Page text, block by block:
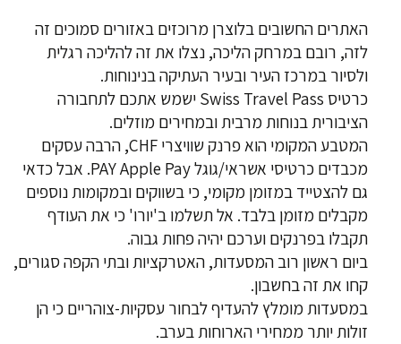
האתרים החשובים בלוצרן מרוכזים באזורים סמוכים זה
לזה, רובם במרחק הליכה, נצלו את זה להליכה רגלית
ולסיור במרכז העיר ובעיר העתיקה בנינוחות.
כרטיס Swiss Travel Pass ישמש אתכם לתחבורה
הציבורית בנוחות מרבית ובמחירים מוזלים.
המטבע המקומי הוא פרנק שוויצרי CHF, הרבה עסקים
מכבדים כרטיסי אשראי/גוגל PAY Apple Pay. אבל כדאי
גם להצטייד במזומן מקומי, כי בשווקים ובמקומות נוספים
מקבלים מזומן בלבד. אל תשלמו ב'יורו' כי את העודף
תקבלו בפרנקים וערכם יהיה פחות גבוה.
ביום ראשון רוב המסעדות, האטרקציות ובתי הקפה סגורים,
קחו את זה בחשבון.
במסעדות מומלץ להעדיף לבחור עסקיות-צוהריים כי הן
זולות יותר ממחירי הארוחות בערב.